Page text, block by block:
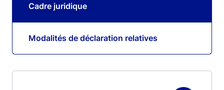
Cadre juridique
Modalités de déclaration relatives